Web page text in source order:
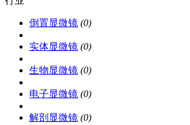
倒置显微镜 (0)
实体显微镜 (0)
生物显微镜 (0)
电子显微镜 (0)
解剖显微镜 (0)